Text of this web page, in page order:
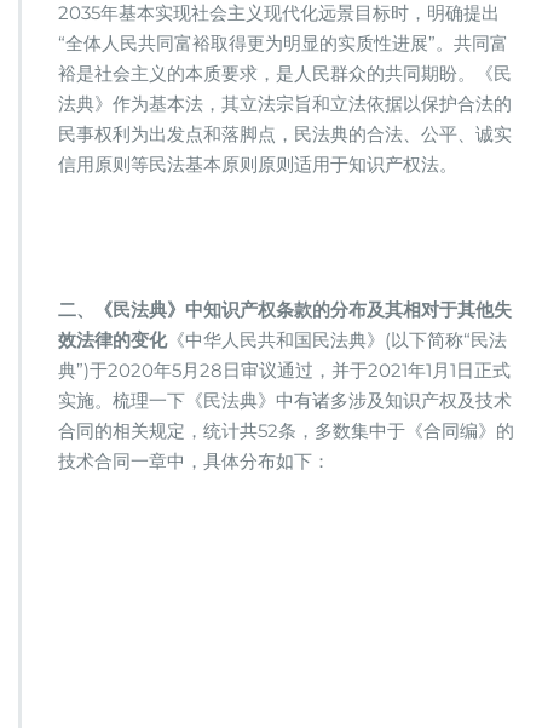
2035年基本实现社会主义现代化远景目标时，明确提出
“全体人民共同富裕取得更为明显的实质性进展”。共同富
裕是社会主义的本质要求，是人民群众的共同期盼。《民
法典》作为基本法，其立法宗旨和立法依据以保护合法的
民事权利为出发点和落脚点，民法典的合法、公平、诚实
信用原则等民法基本原则原则适用于知识产权法。
二、《民法典》中知识产权条款的分布及其相对于其他失
效法律的变化《中华人民共和国民法典》(以下简称“民法
典”)于2020年5月28日审议通过，并于2021年1月1日正式
实施。梳理一下《民法典》中有诸多涉及知识产权及技术
合同的相关规定，统计共52条，多数集中于《合同编》的
技术合同一章中，具体分布如下：